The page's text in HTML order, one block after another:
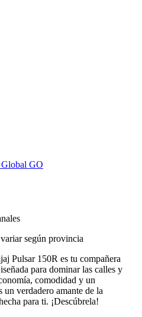
GO
según provincia
Pulsar 150R es tu compañera
para dominar las calles y
comodidad y un
verdadero amante de la
para ti. ¡Descúbrela!